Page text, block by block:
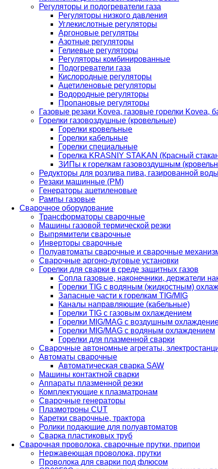
Регуляторы и подогреватели газа
Регуляторы низкого давления
Углекислотные регуляторы
Аргоновые регулятры
Азотные регуляторы
Гелиевые регуляторы
Регуляторы комбинированные
Подогреватели газа
Кислородные регуляторы
Ацетиленовые регуляторы
Водородные регуляторы
Пропановые регуляторы
Газовые резаки Kovea, газовые горелки Kovea,
Горелки газовоздушные (кровельные)
Горелки кровельные
Горелки кабельные
Горелки специальные
Горелка KRASNIY STAKAN (Красный
ЗИПы к горелкам газовоздушным
Редукторы для розлива пива, газированной
Резаки машинные (РМ)
Генераторы ацетиленовые
Рампы газовые
Сварочное оборудование
Трансформаторы сварочные
Машины газовой термической резки
Выпрямители сварочные
Инверторы сварочные
Полуавтоматы сварочные и сварочные
Сварочные аргоно-дуговые установки
Горелки для сварки в среде защитных газов
Сопла газовые, наконечники, держатели
Горелки TIG с водяным (жидкостным)
Запасные части к горелкам TIG/MIG
Каналы направляющие (кабельные)
Горелки TIG с газовым охлаждением
Горелки MIG/MAG с воздушным
Горелки MIG/MAG с водяным охлаждением
Горелки для плазменной сварки
Сварочные автономные агрегаты,
Автоматы сварочные
Автоматическая сварка SAW
Машины контактной сварки
Аппараты плазменной резки
Комплектующие к плазматронам
Сварочные генераторы
Плазмотроны CUT
Каретки сварочные, трактора
Ролики подающие для полуавтоматов
Сварка пластиковых труб
Сварочная проволока, сварочные прутки, припои
Нержавеющая проволока, прутки
Проволока для сварки под флюсом